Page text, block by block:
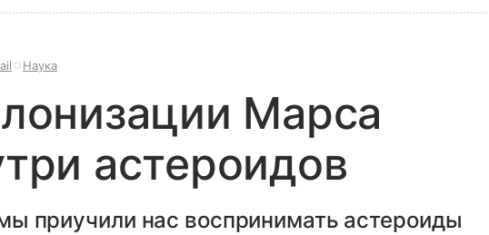
Наука
Марса
астероидов
приучили нас воспринимать астероиды